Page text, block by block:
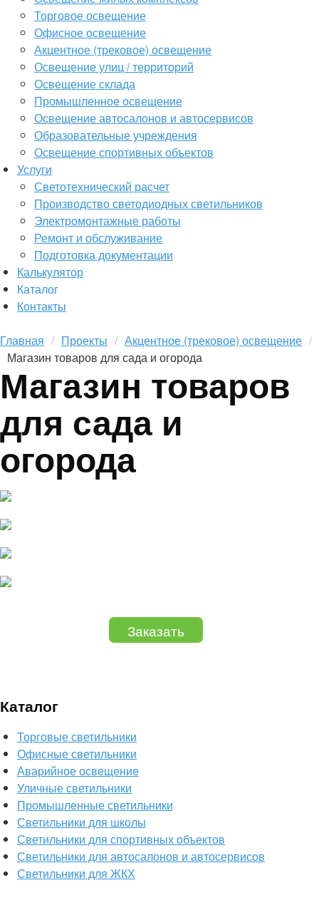
Торговое освещение
Офисное освещение
Акцентное (трековое) освещение
Освещение улиц / территорий
Освещение склада
Промышленное освещение
Освещение автосалонов и автосервисов
Образовательные учреждения
Освещение спортивных объектов
Услуги
Светотехнический расчет
Производство светодиодных светильников
Электромонтажные работы
Ремонт и обслуживание
Подготовка документации
Калькулятор
Каталог
Контакты
Главная Проекты
Акцентное (трековое) освещение
Магазин товаров для сада и огорода
Магазин товаров
для сада и
огорода
Заказать
Каталог
Торговые светильники
Офисные светильники
Аварийное освещение
Уличные светильники
Промышленные светильники
Светильники для школы
Светильники для спортивных объектов
Светильники для автосалонов и автосервисов
Светильники для ЖКХ